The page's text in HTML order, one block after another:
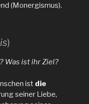
(Monergismus).
)
Was ist ihr Ziel?
ist die
seiner Liebe,